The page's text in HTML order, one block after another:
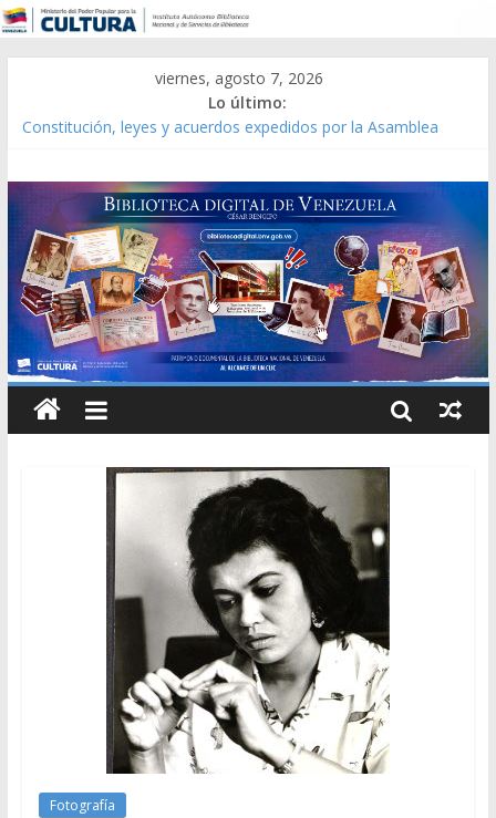
viernes, agosto 7, 2026
Lo último:
Constitución, leyes y acuerdos expedidos por la Asamblea
Modesta Bor Sánchez [material gráfico]
Gaceta Oficial de la República de Venezuela año CXXXIII Mes V,
Caracas 09 de marzo de 2006 N° 38.394
Catálogo temático de obras de Modesta Bor
Fotografía